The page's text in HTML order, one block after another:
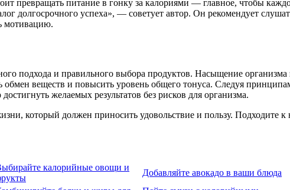
превращать питание в гонку за калориями — главное, чтобы
долгосрочного успеха», — советует автор. Он рекомендует
мотивацию.
подхода и правильного выбора продуктов. Насыщение
обмен веществ и повысить уровень общего тонуса. Следуя
желаемых результатов без рисков для организма.
который должен приносить удовольствие и пользу. Подходите
калорийные овощи и
Добавляйте авокадо в ваши блюда